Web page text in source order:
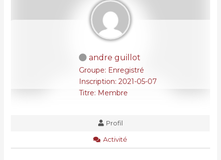
andre guillot
Groupe: Enregistré
Inscription: 2021-05-07
Titre: Membre
Profil
Activité